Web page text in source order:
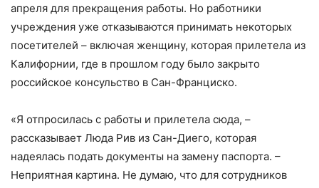
апреля для прекращения работы. Но работники
учреждения уже отказываются принимать некоторых
посетителей – включая женщину, которая прилетела из
Калифорнии, где в прошлом году было закрыто
российское консульство в Сан-Франциско.
«Я отпросилась с работы и прилетела сюда, –
рассказывает Люда Рив из Сан-Диего, которая
надеялась подать документы на замену паспорта. –
Неприятная картина. Не думаю, что для сотрудников